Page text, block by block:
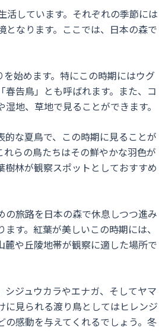
活しています。それぞれの季節には
なります。ここでは、日本の森で
始めます。特にこの時期にはウグ
告鳥」とも呼ばれます。また、コ
地、草地で見ることができます。
な夏鳥で、この時期に見ることが
らの鳥たちはその鮮やかな羽色が
林が観察スポットとしておすすめ
旅路を日本の森で休息しつつ進み
す。紅葉が美しいこの時期には、
や丘陵地帯が観察に適した場所で
ジュウカラやエナガ、そしてヤマ
に見られる渡り鳥としてはヒレンジ
感動を与えてくれるでしょう。冬